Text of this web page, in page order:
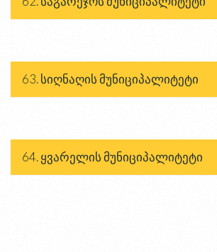
63. სიღნაღის მუნიციპალიტეტი
64. ყვარელის მუნიციპალიტეტი